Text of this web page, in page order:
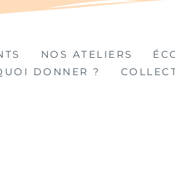
NOS ATELIERS
DONNER ?